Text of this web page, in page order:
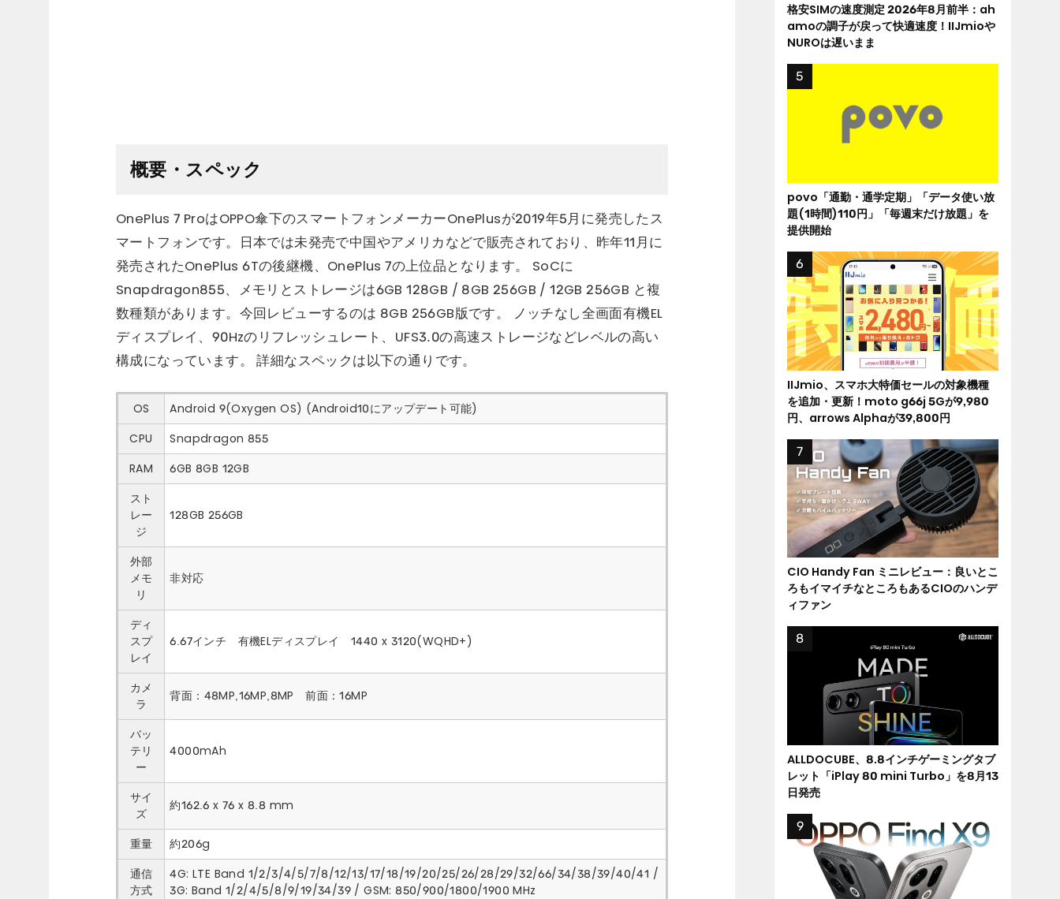
概要・スペック
OnePlus 7 ProはOPPO傘下のスマートフォンメーカーOnePlusが2019年5月に発売したス
マートフォンです。日本では未発売で中国やアメリカなどで販売されており、昨年11月に
発売されたOnePlus 6Tの後継機、OnePlus 7の上位品となります。 SoCに
Snapdragon855、メモリとストレージは6GB 128GB / 8GB 256GB / 12GB 256GB と複
数種類があります。今回レビューするのは 8GB 256GB版です。 ノッチなし全画面有機EL
ディスプレイ、90Hzのリフレッシュレート、UFS3.0の高速ストレージなどレベルの高い
構成になっています。 詳細なスペックは以下の通りです。
OS
Android 9(Oxygen OS) (Android10にアップデート可能)
CPU
Snapdragon 855
RAM
6GB 8GB 12GB
スト
レー
ジ
128GB 256GB
外部
メモ
リ
非対応
ディ
スプ
レイ
6.67インチ 有機ELディスプレイ 1440 x 3120(WQHD+)
カメ
ラ
背面：48MP,16MP,8MP 前面：16MP
バッ
テリ
ー
4000mAh
サイ
ズ
約162.6 x 76 x 8.8 mm
重量
約206g
通信
方式
4G: LTE Band 1/2/3/4/5/7/8/12/13/17/18/19/20/25/26/28/29/32/66/34/38/39/40/41 /
3G: Band 1/2/4/5/8/9/19/34/39 / GSM: 850/900/1800/1900 MHz
格安SIMの速度測定 2026年8月前半：ah
amoの調子が戻って快適速度！IIJmioや
NUROは遅いまま
povo「通勤・通学定期」「データ使い放
題(1時間)110円」「毎週末だけ放題」を
提供開始
IIJmio、スマホ大特価セールの対象機種
を追加・更新！moto g66j 5Gが9,980
円、arrows Alphaが39,800円
CIO Handy Fan ミニレビュー：良いとこ
ろもイマイチなところもあるCIOのハンデ
ィファン
ALLDOCUBE、8.8インチゲーミングタブ
レット「iPlay 80 mini Turbo」を8月13
日発売